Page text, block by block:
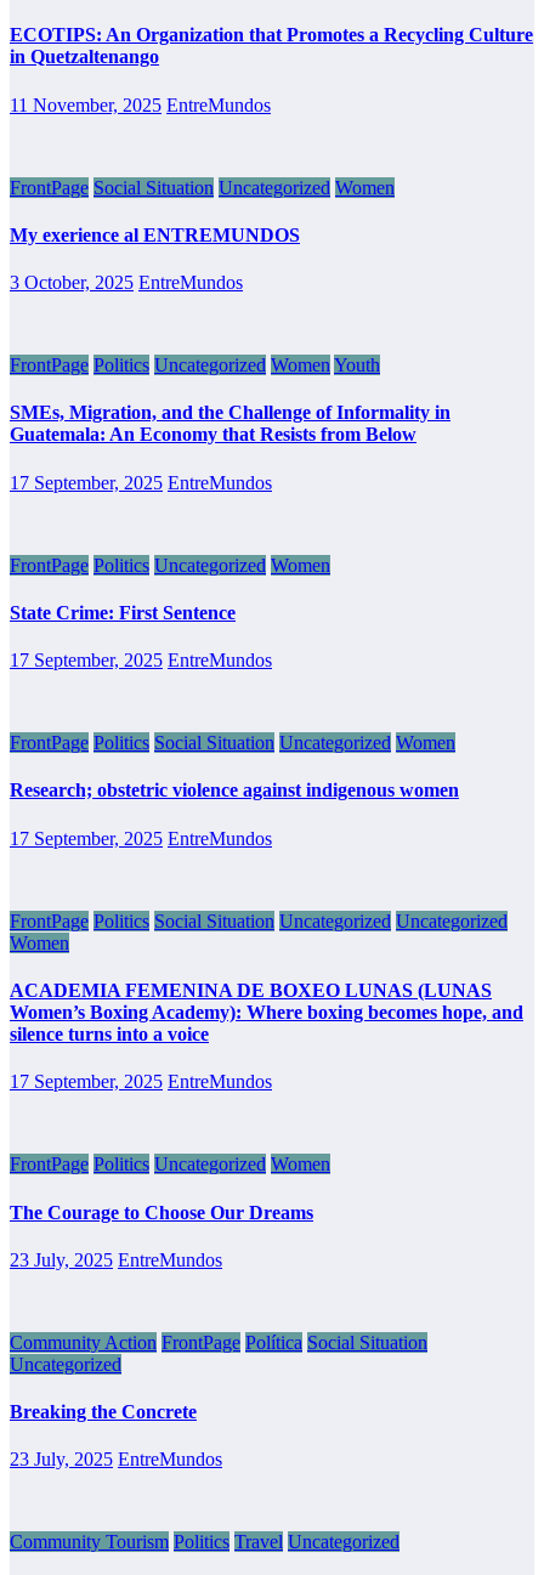
ECOTIPS: An Organization that Promotes a Recycling Culture
in Quetzaltenango
11 November, 2025 EntreMundos
FrontPage Social Situation Uncategorized Women
My exerience al ENTREMUNDOS
3 October, 2025 EntreMundos
FrontPage Politics Uncategorized Women Youth
SMEs, Migration, and the Challenge of Informality in
Guatemala: An Economy that Resists from Below
17 September, 2025 EntreMundos
FrontPage Politics Uncategorized Women
State Crime: First Sentence
17 September, 2025 EntreMundos
FrontPage Politics Social Situation Uncategorized Women
Research; obstetric violence against indigenous women
17 September, 2025 EntreMundos
FrontPage Politics Social Situation Uncategorized Uncategorized
Women
ACADEMIA FEMENINA DE BOXEO LUNAS (LUNAS
Women’s Boxing Academy): Where boxing becomes hope, and
silence turns into a voice
17 September, 2025 EntreMundos
FrontPage Politics Uncategorized Women
The Courage to Choose Our Dreams
23 July, 2025 EntreMundos
Community Action FrontPage Política Social Situation
Uncategorized
Breaking the Concrete
23 July, 2025 EntreMundos
Community Tourism Politics Travel Uncategorized